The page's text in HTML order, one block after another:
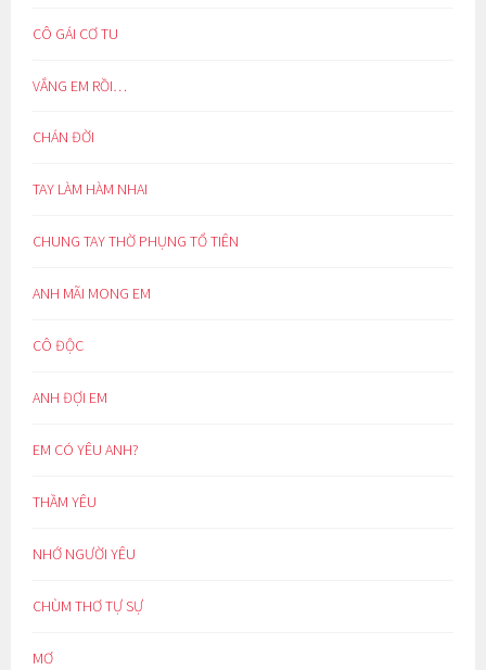
CÔ GÁI CƠ TU
VẮNG EM RỒI…
CHÁN ĐỜI
TAY LÀM HÀM NHAI
CHUNG TAY THỜ PHỤNG TỔ TIÊN
ANH MÃI MONG EM
CÔ ĐỘC
ANH ĐỢI EM
EM CÓ YÊU ANH?
THẦM YÊU
NHỚ NGƯỜI YÊU
CHÙM THƠ TỰ SỰ
MƠ